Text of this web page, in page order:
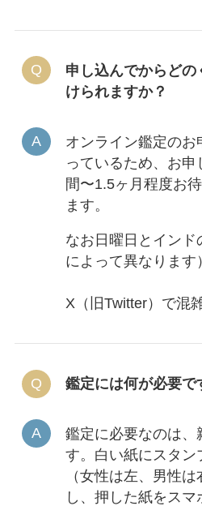
申し込んでからどの
けられますか？
オンライン鑑定のお
っているため、お申
間〜1.5ヶ月程度お
ます。
なお日曜日とインド
によって異なります
X（旧Twitter）で混
鑑定には何が必要で
鑑定に必要なのは、
す。白い紙にスタン
（女性は左、男性
し、押した紙をス